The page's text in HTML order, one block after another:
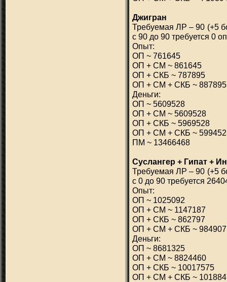
Джигран
Требуемая ЛР – 90 (+5
с 90 до 90 требуется 0
Опыт:
ОП ~ 761645
ОП + СМ ~ 861645
ОП + СКБ ~ 787895
ОП + СМ + СКБ ~ 887895
Деньги:
ОП ~ 5609528
ОП + СМ ~ 5609528
ОП + СКБ ~ 5969528
ОП + СМ + СКБ ~
ПМ ~ 13466468
Суслангер + Гипат +
Требуемая ЛР – 90 (+5
с 0 до 90 требуется
Опыт:
ОП ~ 1025092
ОП + СМ ~ 1147187
ОП + СКБ ~ 862797
ОП + СМ + СКБ ~ 984907
Деньги:
ОП ~ 8681325
ОП + СМ ~ 8824460
ОП + СКБ ~ 10017575
ОП + СМ + СКБ ~